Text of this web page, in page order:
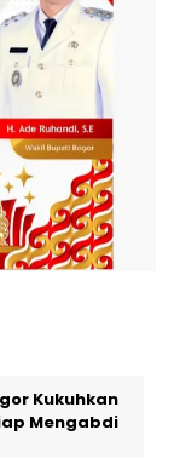
Kukuhkan
Mengabdi